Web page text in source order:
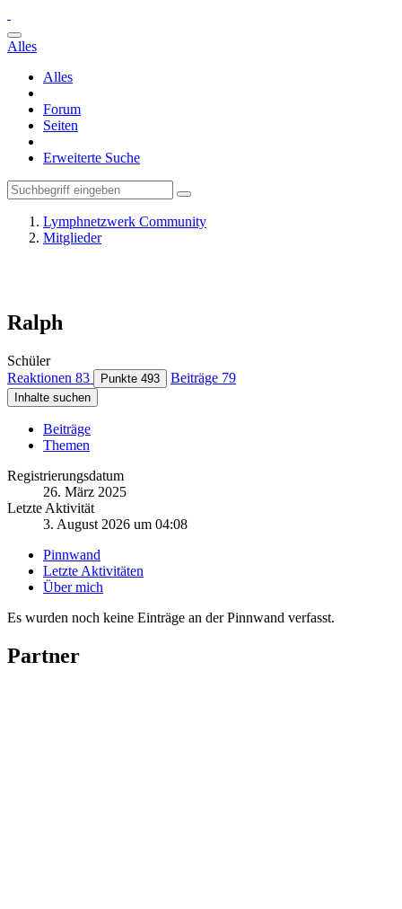
Alles
Alles
Forum
Seiten
Erweiterte Suche
Lymphnetzwerk Community
Mitglieder
Ralph
Schüler
Reaktionen 83 Punkte 493 Beiträge 79
Inhalte suchen
Beiträge
Themen
Registrierungsdatum
26. März 2025
Letzte Aktivität
3. August 2026 um 04:08
Pinnwand
Letzte Aktivitäten
Über mich
Es wurden noch keine Einträge an der Pinnwand verfasst.
Partner